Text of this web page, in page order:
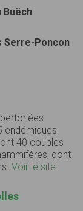
Buëch
Serre-Poncon
endémiques
40 couples
dont
Voir le site